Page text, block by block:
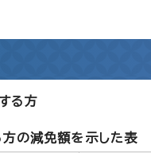
る方
方の減免額を示した表